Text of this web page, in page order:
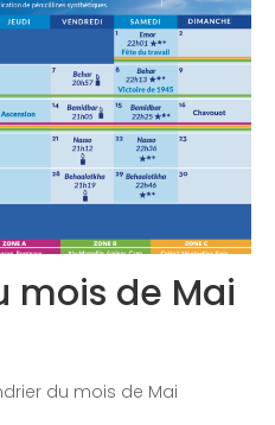
Congrès 2020
mois de Mai
du mois de Mai